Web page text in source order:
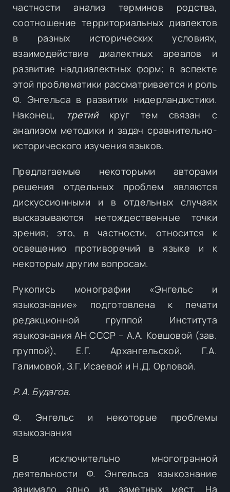
частности анализ терминов родства,
соотношение территориальных диалектов
в разных исторических условиях,
взаимодействие диалектных ареалов и
развитие наддиалектных форм; в аспекте
этой проблематики рассматривается и роль
Ф. Энгельса в развитии нидерландистики.
Наконец, третийкруг тем связан с
анализом методики и задач сравнительно-
исторического изучения языков.
Предлагаемые некоторыми авторами
решения отдельных проблем являются
дискуссионными и в отдельных случаях
высказываются нетождественные точки
зрения; это, в частности, относится к
освещению противоречий в языке и к
некоторым другим вопросам.
Рукопись монографии «Энгельс и
языкознание» подготовлена к печати
редакционной группой Института
языкознания АН СССР – А.А. Ковшовой (зав.
группой), Е.Г. Архангельской, Г.А.
Галимовой, З.Г. Исаевой и Н.Д. Орловой.
Р.А. Будагов.
Ф. Энгельс и некоторые проблемы
языкознания
В исключительно многогранной
деятельности Ф. Энгельса языкознание
занимало одно из заметных мест. На